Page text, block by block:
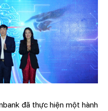
đã thực hiện một hành